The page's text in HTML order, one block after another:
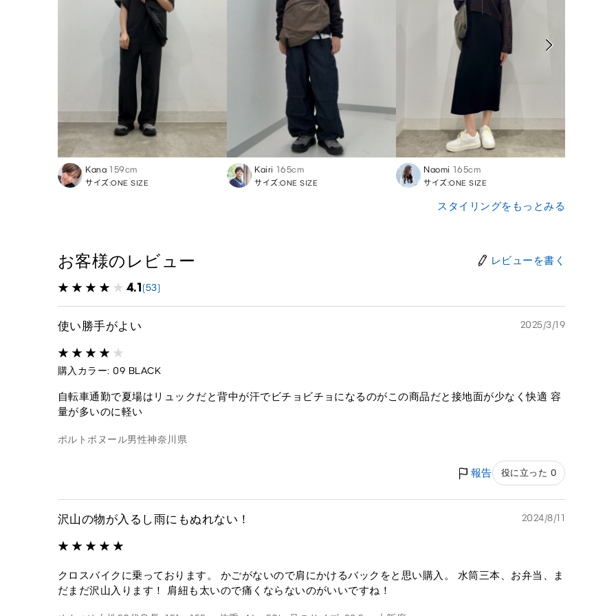
Kana 159cm
サイズ:ONE SIZE
Kairi 165cm
サイズ:ONE SIZE
Naomi 165cm
サイズ:ONE SIZE
スタイリングをもっとみる
お客様のレビュー レビューを書く
4.1(53)
使い勝手がよい 2025/3/19
購入カラー: 09 BLACK
自転車通勤で夏場はリュックだと背中が汗でビチョビチョになるのがこの商品だと接地面が少なく快適 容
量が多いのに軽い
ポルトボヌール男性神奈川県
報告 役に立った 0
沢山の物が入るし雨にもぬれない！ 2024/8/11
クロスバイクに乗っております。 かごがないので肩にかけるバックをと思い購入。 水筒三本、お弁当、ま
だまだ沢山入ります！ 肩紐も太いので痛くならないのがいいですね！